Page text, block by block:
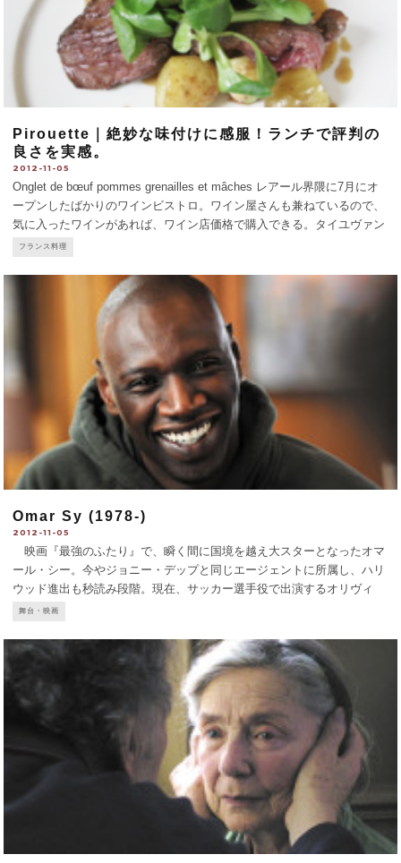
Pirouette｜絶妙な味付けに感服！ランチで評判の
良さを実感。
2012-11-05
Onglet de bœuf pommes grenailles et mâches レアール界隈に7月にオ
ープンしたばかりのワインビストロ。ワイン屋さんも兼ねているので、
気に入ったワインがあれば、ワイン店価格で購入できる。タイユヴァン
やムーリスといった名だたる店で経験を積んだシェフの料理は、吟味し
フランス料理
Omar Sy (1978-)
2012-11-05
映画『最強のふたり』で、瞬く間に国境を越え大スターとなったオマ
ール・シー。今やジョニー・デップと同じエージェントに所属し、ハリ
ウッド進出も秒読み段階。現在、サッカー選手役で出演するオリヴィ
エ・ダーンの新作『Les Seigneurs』が、観客数200万人越えのヒット中
舞台・映画